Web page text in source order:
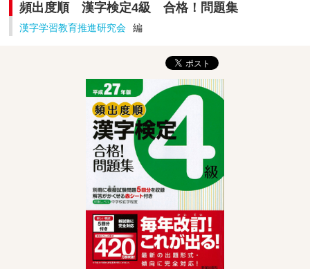
頻出度順 漢字検定4級 合格！問題集
漢字学習教育推進研究会 編